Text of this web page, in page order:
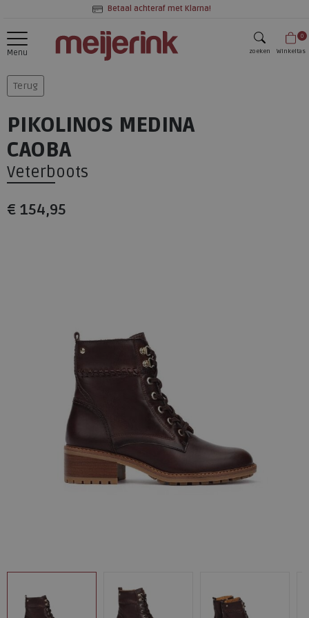
Betaal achteraf met Klarna!
Menu zoeken
0
Winkeltas
Terug
PIKOLINOS MEDINA
CAOBA
Veterboots
€ 154,95